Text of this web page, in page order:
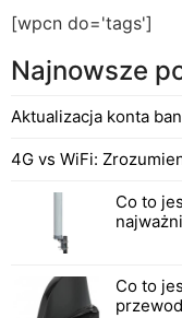
[wpcn do='tags']
Najnowsze
Aktualizacja konta
4G vs WiFi:
Co to
Co to